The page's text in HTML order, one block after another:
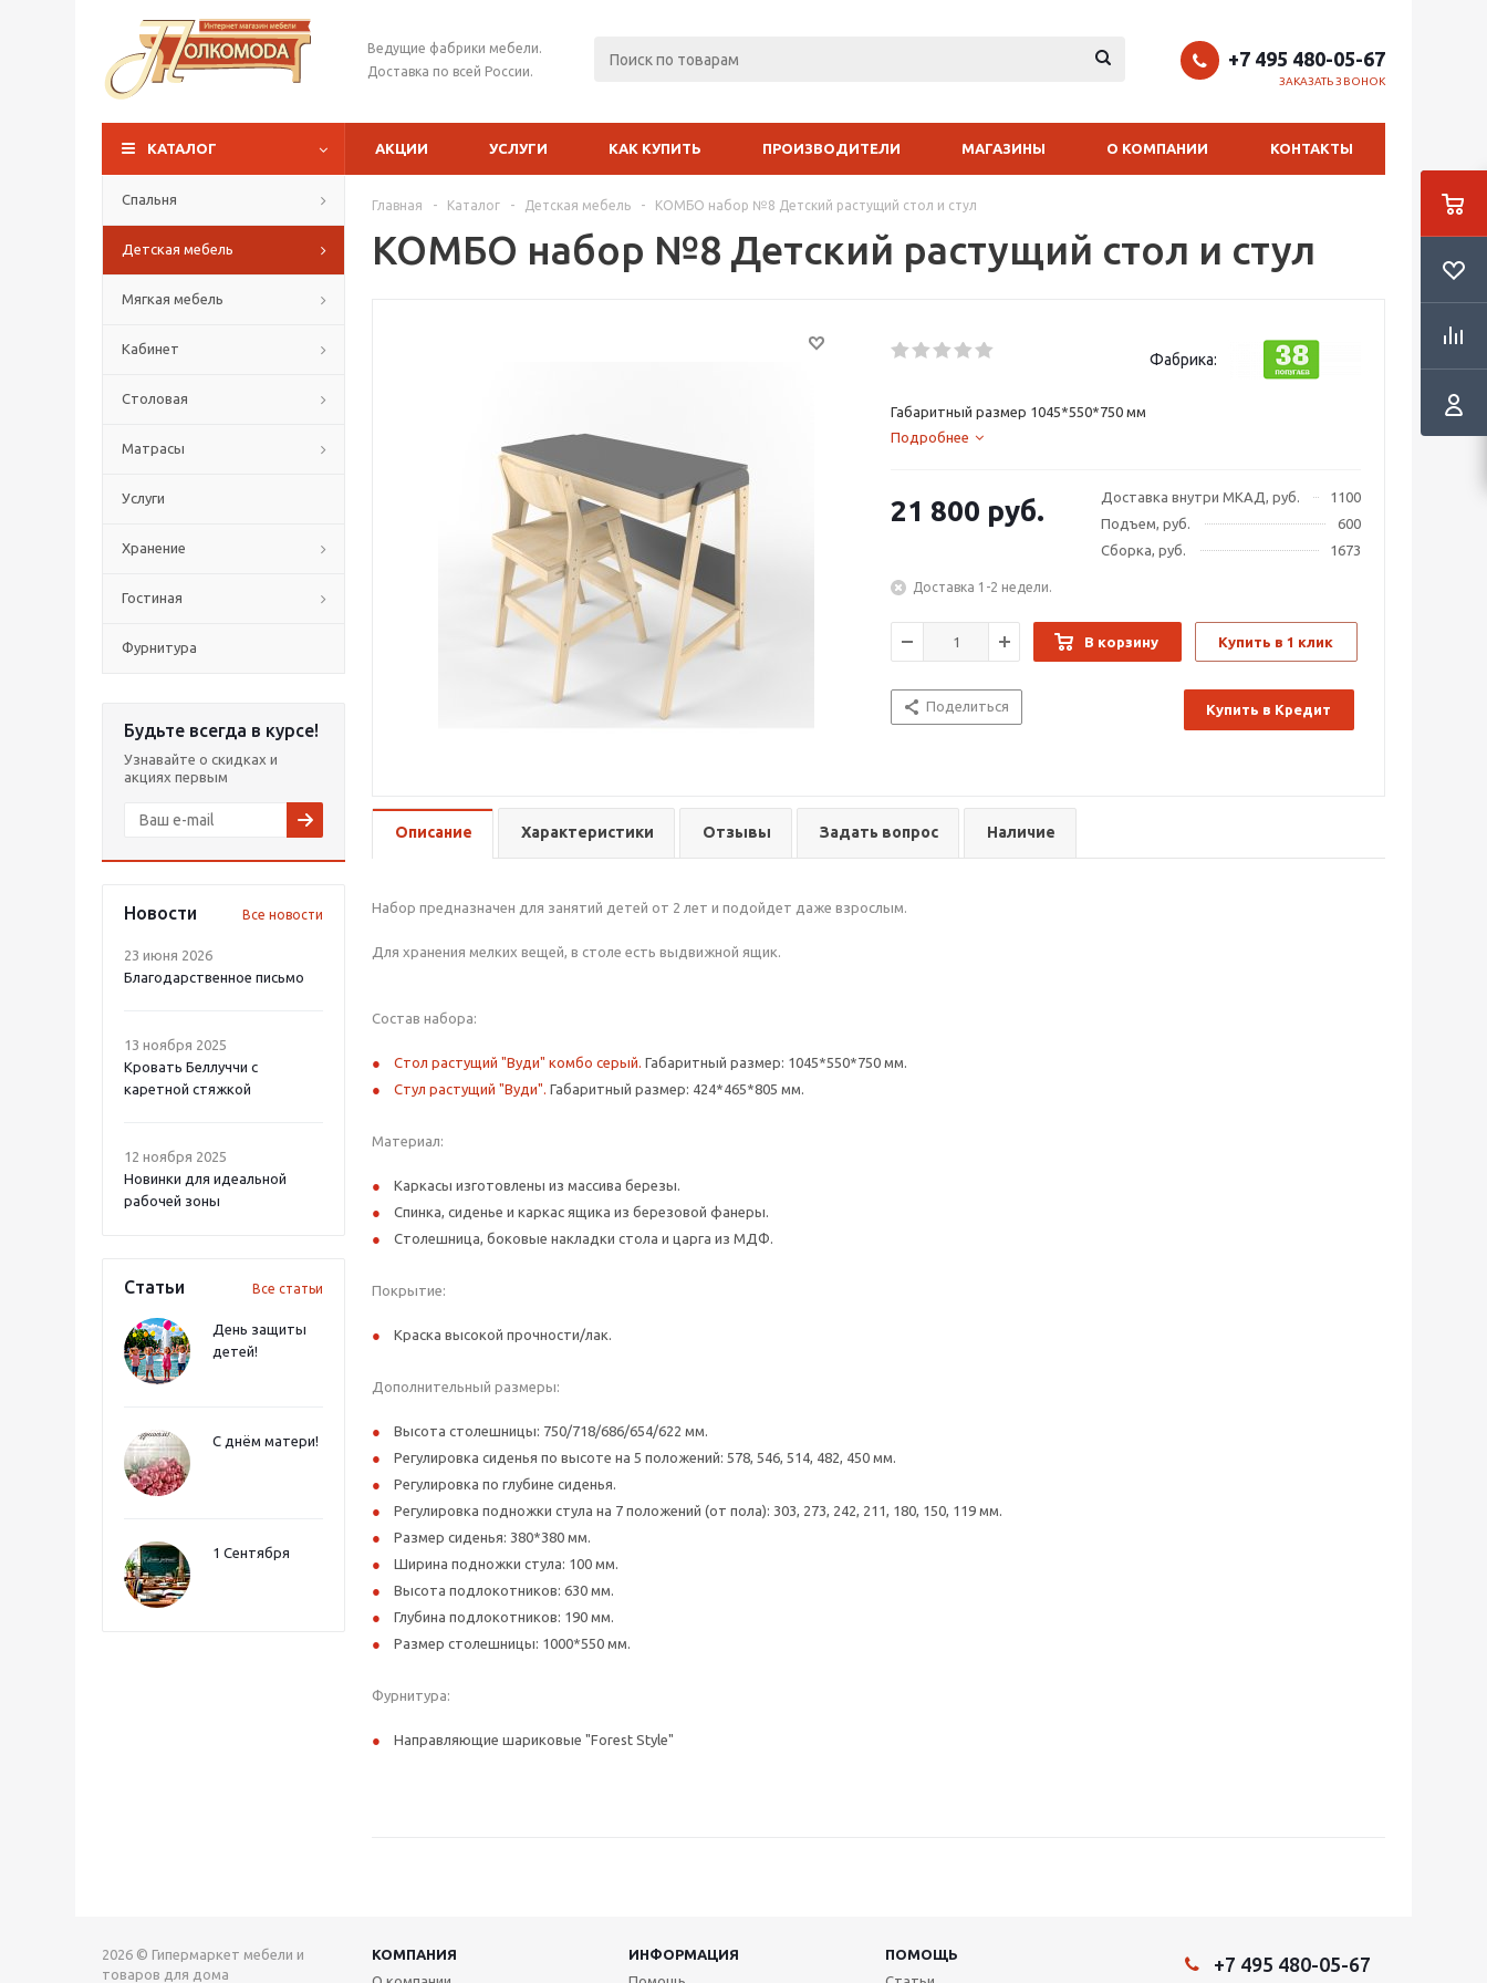
Ведущие фабрики мебели.
Доставка по всей России.
+7 495 480-05-67
ЗАКАЗАТЬ ЗВОНОК
КАТАЛОГ АКЦИИ УСЛУГИ КАК КУПИТЬ ПРОИЗВОДИТЕЛИ МАГАЗИНЫ О КОМПАНИИ КОНТАКТЫ
Спальня
Детская мебель
Мягкая мебель
Кабинет
Столовая
Матрасы
Услуги
Хранение
Гостиная
Фурнитура
Будьте всегда в курсе!
Узнавайте о скидках и
акциях первым
Новости Все новости
23 июня 2026
Благодарственное письмо
13 ноября 2025
Кровать Беллуччи с
каретной стяжкой
12 ноября 2025
Новинки для идеальной
рабочей зоны
Статьи Все статьи
День защиты
детей!
С днём матери!
1 Сентября
Главная - Каталог - Детская мебель - КОМБО набор №8 Детский растущий стол и стул
КОМБО набор №8 Детский растущий стол и стул
Фабрика:
Габаритный размер 1045*550*750 мм
Подробнее
Доставка внутри МКАД, руб.
1100
Подъем, руб.
600
Сборка, руб.
1673
21 800 руб.
Доставка 1-2 недели.
В корзину Купить в 1 клик
Поделиться Купить в Кредит
Описание Характеристики Отзывы Задать вопрос Наличие
Набор предназначен для занятий детей от 2 лет и подойдет даже взрослым.
Для хранения мелких вещей, в столе есть выдвижной ящик.
Состав набора:
Стол растущий "Вуди" комбо серый. Габаритный размер: 1045*550*750 мм.
Стул растущий "Вуди". Габаритный размер: 424*465*805 мм.
Материал:
Каркасы изготовлены из массива березы.
Спинка, сиденье и каркас ящика из березовой фанеры.
Столешница, боковые накладки стола и царга из МДФ.
Покрытие:
Краска высокой прочности/лак.
Дополнительный размеры:
Высота столешницы: 750/718/686/654/622 мм.
Регулировка сиденья по высоте на 5 положений: 578, 546, 514, 482, 450 мм.
Регулировка по глубине сиденья.
Регулировка подножки стула на 7 положений (от пола): 303, 273, 242, 211, 180, 150, 119 мм.
Размер сиденья: 380*380 мм.
Ширина подножки стула: 100 мм.
Высота подлокотников: 630 мм.
Глубина подлокотников: 190 мм.
Размер столешницы: 1000*550 мм.
Фурнитура:
Направляющие шариковые "Forest Style"
2026 © Гипермаркет мебели и
товаров для дома
КОМПАНИЯ ИНФОРМАЦИЯ
ПОМОЩЬ
+7 495 480-05-67